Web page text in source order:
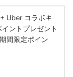
Uber コラボキ
ントプレゼント
間限定ポイン